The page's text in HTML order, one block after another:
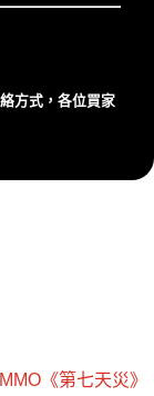
⽅式，各位買家
《第七天災》